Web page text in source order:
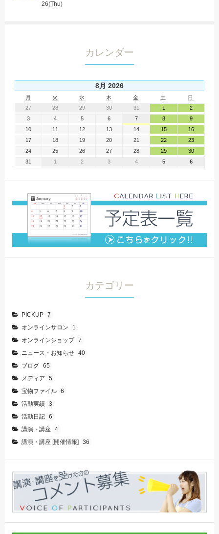
26(Thu)
カレンダー
8月 2026
月 火 水 木 金 土
日
27
28 29 30 31 1
2
3
4 5 6 7 8
9
10
11 12 13 14 15
16
17
18 19 20 21 22
23
24
25 26 27 28 29
30
31
1 2 3 4 5 6
カテゴリー
PICKUP 7
オンラインサロン
1
オンラインショップ 7
ニュース・お知らせ 40
ブログ 65
メディア
5
宝物ファイル 6
活動実績 3
活動日記 6
講演・講座 4
講演・講座 [開催情報] 36